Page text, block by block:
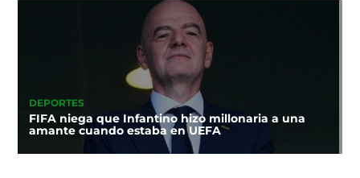
DEPORTES
FIFA niega que Infantino hizo millonaria a una
amante cuando estaba en UEFA